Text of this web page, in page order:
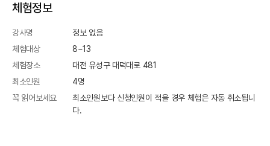
체험정보
강사명
정보 없음
체험대상
8~13
체험장소
대전 유성구 대덕대로 481
최소인원
4명
꼭 읽어보세요
최소인원보다 신청인원이 적을 경우 체험은 자동 취소됩니
다.